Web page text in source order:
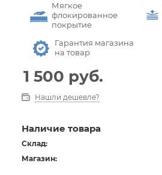
Мягкое
флокированное
покрытие
Гарантия магазина
на товар
1 500 руб.
Нашли дешевле?
Наличие товара
Склад:
Магазин: